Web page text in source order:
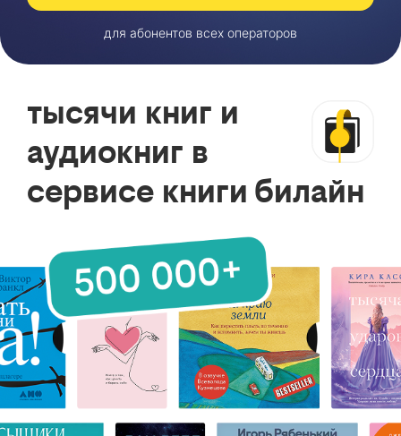
для абонентов всех операторов
тысячи книг и
аудиокниг в
сервисе книги билайн